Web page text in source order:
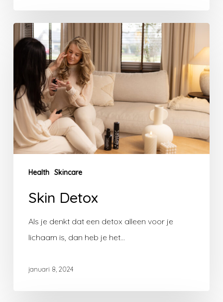
Skin
Detox
Health Skincare
Skin Detox
Als je denkt dat een detox alleen voor je
lichaam is, dan heb je het…
januari 8, 2024